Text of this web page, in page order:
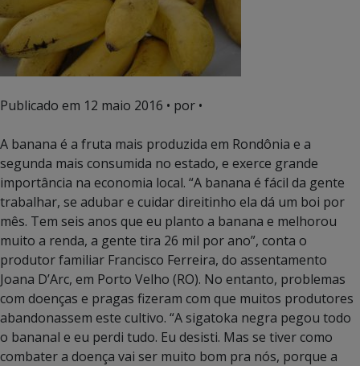
Publicado em 12 maio 2016 • por •
A banana é a fruta mais produzida em Rondônia e a
segunda mais consumida no estado, e exerce grande
importância na economia local. “A banana é fácil da gente
trabalhar, se adubar e cuidar direitinho ela dá um boi por
mês. Tem seis anos que eu planto a banana e melhorou
muito a renda, a gente tira 26 mil por ano”, conta o
produtor familiar Francisco Ferreira, do assentamento
Joana D’Arc, em Porto Velho (RO). No entanto, problemas
com doenças e pragas fizeram com que muitos produtores
abandonassem este cultivo. “A sigatoka negra pegou todo
o bananal e eu perdi tudo. Eu desisti. Mas se tiver como
combater a doença vai ser muito bom pra nós, porque a